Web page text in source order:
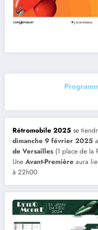
Rétromobile 2025 se
dimanche 9 février 2025
de Versailles (1 place de la
Une Avant-Première aura
à 22h00.